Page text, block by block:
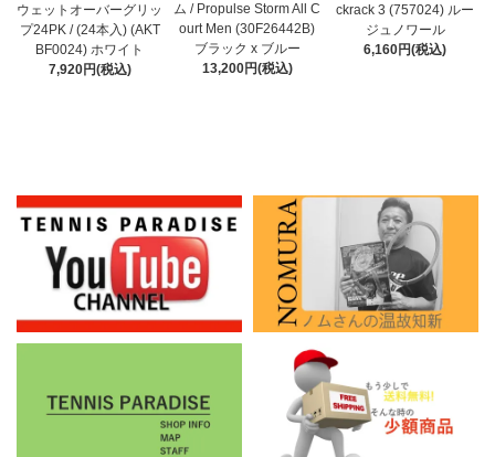
ウェットオーバーグリッ
プ24PK / (24本入) (AKT
BF0024) ホワイト
7,920円(税込)
ム / Propulse Storm All C
ourt Men (30F26442B)
ブラック x ブルー
13,200円(税込)
ckrack 3 (757024) ルー
ジュノワール
6,160円(税込)